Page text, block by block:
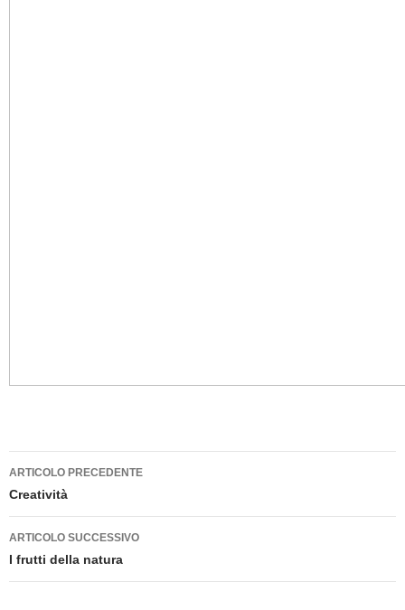
Navigazione
articolo
ARTICOLO PRECEDENTE
Creatività
ARTICOLO SUCCESSIVO
I frutti della natura